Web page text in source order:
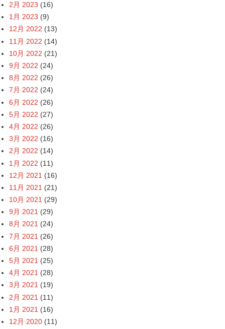
2月 2023 (16)
1月 2023 (9)
12月 2022 (13)
11月 2022 (14)
10月 2022 (21)
9月 2022 (24)
8月 2022 (26)
7月 2022 (24)
6月 2022 (26)
5月 2022 (27)
4月 2022 (26)
3月 2022 (16)
2月 2022 (14)
1月 2022 (11)
12月 2021 (16)
11月 2021 (21)
10月 2021 (29)
9月 2021 (29)
8月 2021 (24)
7月 2021 (26)
6月 2021 (28)
5月 2021 (25)
4月 2021 (28)
3月 2021 (19)
2月 2021 (11)
1月 2021 (16)
12月 2020 (11)